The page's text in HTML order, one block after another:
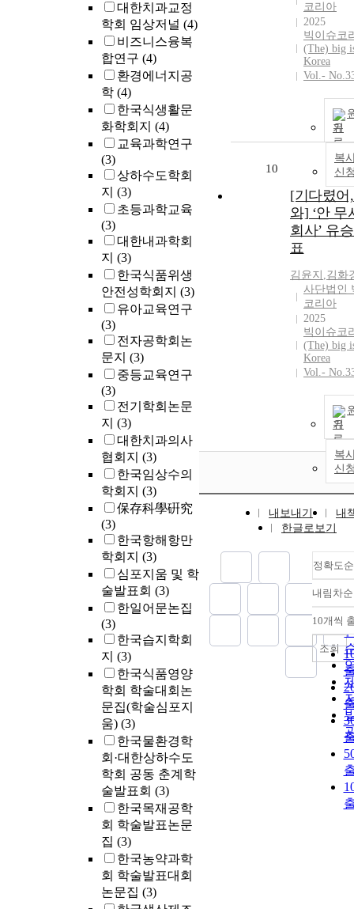
대한치과교정
학회 임상저널 (4)
비즈니스융복
합연구 (4)
환경에너지공
학 (4)
한국식생활문
화학회지 (4)
교육과학연구
(3)
상하수도학회
지 (3)
초등과학교육
(3)
대한내과학회
지 (3)
한국식품위생
안전성학회지 (3)
유아교육연구
(3)
전자공학회논
문지 (3)
중등교육연구
(3)
전기학회논문
지 (3)
대한치과의사
협회지 (3)
한국임상수의
학회지 (3)
保存科學硏究
(3)
한국항해항만
학회지 (3)
심포지움 및 학
술발표회 (3)
한일어문논집
(3)
한국습지학회
지 (3)
한국식품영양
학회 학술대회논
문집(학술심포지
움) (3)
한국물환경학
회·대한상하수도
학회 공동 춘계학
술발표회 (3)
한국목재공학
회 학술발표논문
집 (3)
한국농약과학
회 학술발표대회
논문집 (3)
코리아
2025
빅이슈코
(The) big
Korea
Vol.-
기
복
신
10
[기다렸어
와] ‘안 무
회사’ 유
표
김윤지 ,김화
사단법인
코리아
2025
빅이슈코
(The) big
Korea
Vol.-
기
복
신
내보내기
내
한글로보기
정확도순
내림차순
10개씩
조회